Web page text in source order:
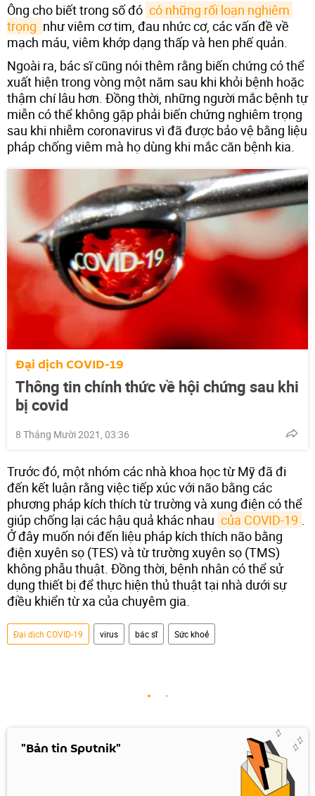
Ông cho biết trong số đó có những rối loạn nghiêm
trọng như viêm cơ tim, đau nhức cơ, các vấn đề về
mạch máu, viêm khớp dạng thấp và hen phế quản.
Ngoài ra, bác sĩ cũng nói thêm rằng biến chứng có thể
xuất hiện trong vòng một năm sau khi khỏi bệnh hoặc
thậm chí lâu hơn. Đồng thời, những người mắc bệnh tự
miễn có thể không gặp phải biến chứng nghiêm trọng
sau khi nhiễm coronavirus vì đã được bảo vệ bằng liệu
pháp chống viêm mà họ dùng khi mắc căn bệnh kia.
Đại dịch COVID-19
Thông tin chính thức về hội chứng sau khi
bị covid
8 Tháng Mười 2021, 03:36
Trước đó, một nhóm các nhà khoa học từ Mỹ đã đi
đến kết luận rằng việc tiếp xúc với não bằng các
phương pháp kích thích từ trường và xung điện có thể
giúp chống lại các hậu quả khác nhau của COVID-19
Ở đây muốn nói đến liệu pháp kích thích não bằng
điện xuyên sọ (TES) và từ trường xuyên sọ (TMS)
không phẫu thuật. Đồng thời, bệnh nhân có thể sử
dụng thiết bị để thực hiện thủ thuật tại nhà dưới sự
điều khiển từ xa của chuyêm gia.
Đại dịch COVID-19 virus bác sĩ Sức khoẻ
"Bản tin Sputnik"